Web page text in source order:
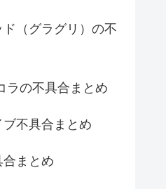
（グラグリ）の不
ラの不具合まとめ
不具合まとめ
まとめ